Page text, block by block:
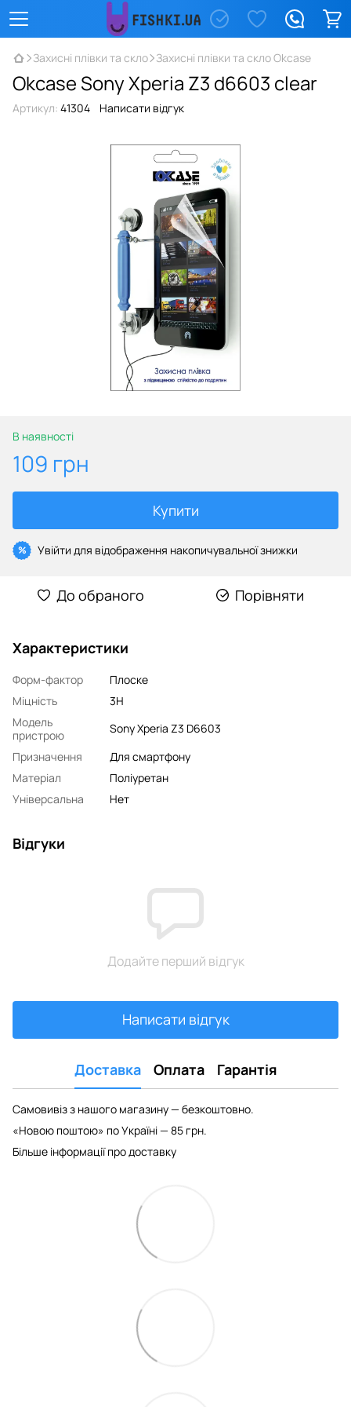
Захисні плівки та скло Захисні плівки та скло Okcase
Okcase Sony Xperia Z3 d6603 clear
Артикул: 41304 Написати відгук
В наявності
109 грн
Купити
% Увійти для відображення накопичувальної знижки
До обраного Порівняти
Характеристики
Форм-фактор
Плоске
Міцність
3H
Модель
пристрою
Sony Xperia Z3 D6603
Призначення
Для смартфону
Матеріал
Поліуретан
Універсальна
Нет
Відгуки
Додайте перший відгук
Написати відгук
Доставка Оплата Гарантія
Самовивіз з нашого магазину — безкоштовно.
«Новою поштою» по Україні — 85 грн.
Більше інформації про доставку